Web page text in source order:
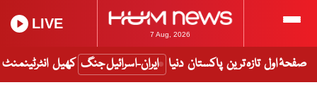
7 Aug, 2026
LIVE
صفحۂ اول تازہ ترین پاکستان دنیا ایران-اسرائیل جنگ کھیل انٹرٹینمنٹ